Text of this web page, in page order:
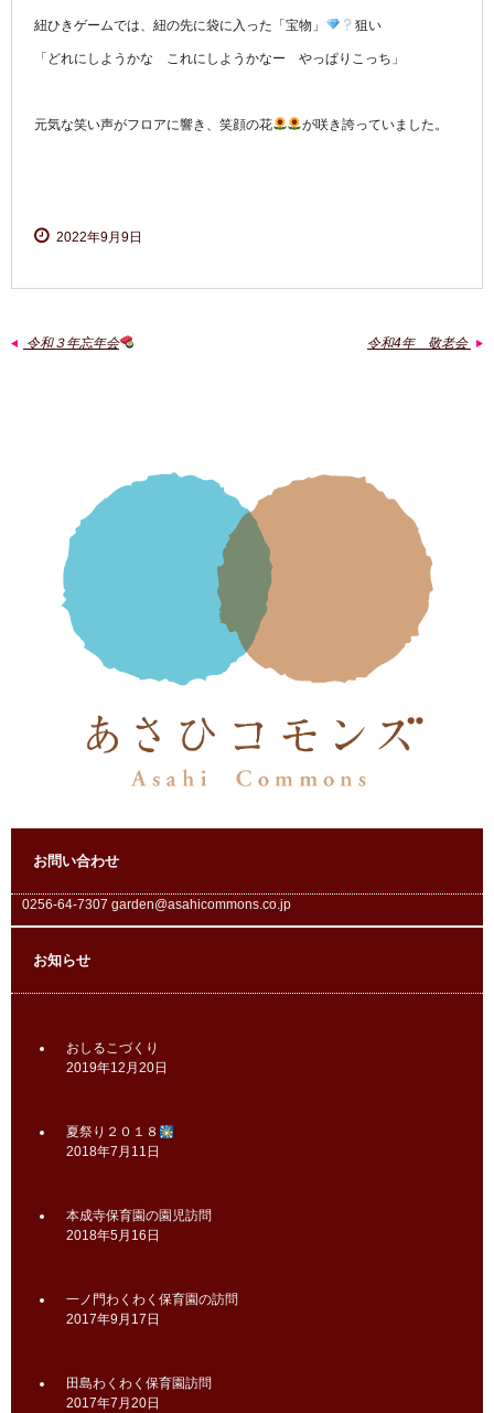
紐ひきゲームでは、紐の先に袋に入った「宝物」 狙い
「どれにしようかな これにしようかなー やっぱりこっち」
元気な笑い声がフロアに響き、笑顔の花 が咲き誇っていました。
2022年9月9日
令和３年忘年会
令和4年 敬老会
お問い合わせ
0256-64-7307 garden@asahicommons.co.jp
お知らせ
おしるこづくり
2019年12月20日
夏祭り２０１８
2018年7月11日
本成寺保育園の園児訪問
2018年5月16日
一ノ門わくわく保育園の訪問
2017年9月17日
田島わくわく保育園訪問
2017年7月20日